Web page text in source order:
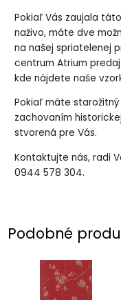
Pokiaľ Vás zaujala
naživo, máte dve
na našej spriatelenej
centrum Atrium
kde nájdete naše
Pokiaľ máte
zachovaním
stvorená pre Vás.
Kontaktujte nás, radi
0944 578 304.
Podobné